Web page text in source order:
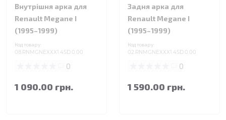
Внутрішня арка для
Renault Megane I
(1995–1999)
Код товару:
08.RNMGNEXXX1.4SD.0.00
0
1 090.00 грн.
Задня арка для
Renault Megane I
(1995–1999)
Код товару:
02.RNMGNEXXX1.4SD.0.00
0
1 590.00 грн.